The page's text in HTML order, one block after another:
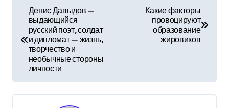
г
Денис Давыдов —
выдающийся
русский поэт, солдат
и дипломат — жизнь,
творчество и
необычные стороны
личности
Какие факторы
провоцируют
образование
жировиков